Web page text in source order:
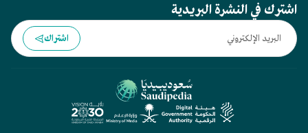
اشترك في النشرة البريدية
اشتراك